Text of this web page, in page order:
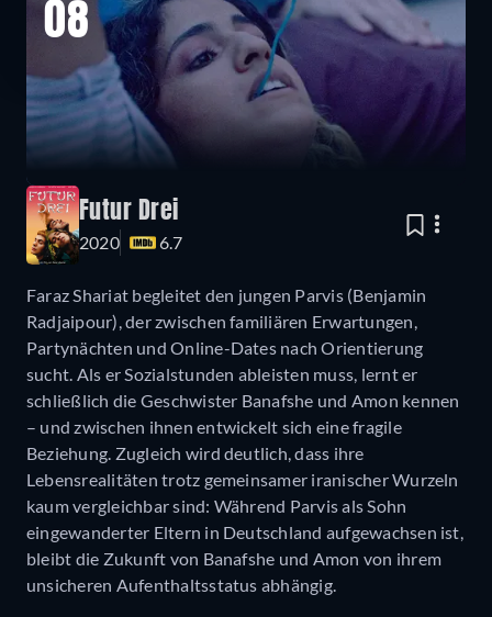
08
Futur Drei
2020 6.7
Faraz Shariat begleitet den jungen Parvis (Benjamin
Radjaipour), der zwischen familiären Erwartungen,
Partynächten und Online-Dates nach Orientierung
sucht. Als er Sozialstunden ableisten muss, lernt er
schließlich die Geschwister Banafshe und Amon kennen
– und zwischen ihnen entwickelt sich eine fragile
Beziehung. Zugleich wird deutlich, dass ihre
Lebensrealitäten trotz gemeinsamer iranischer Wurzeln
kaum vergleichbar sind: Während Parvis als Sohn
eingewanderter Eltern in Deutschland aufgewachsen ist,
bleibt die Zukunft von Banafshe und Amon von ihrem
unsicheren Aufenthaltsstatus abhängig.